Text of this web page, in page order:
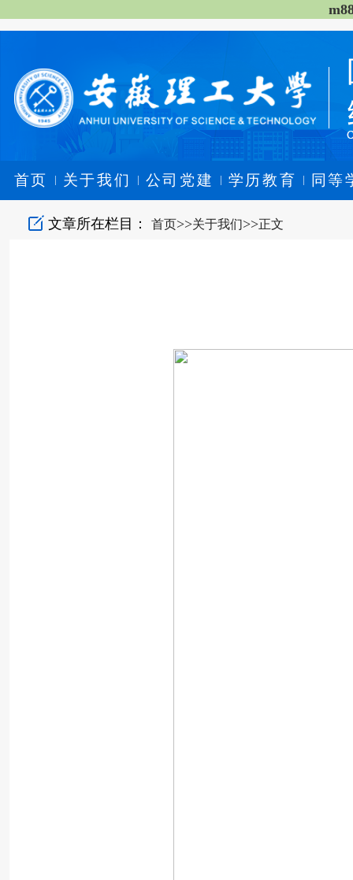
首页 | 关于我们 | 公司党建 | 学历教育 | 同等
文章所在栏目： 首页>>关于我们>>正文